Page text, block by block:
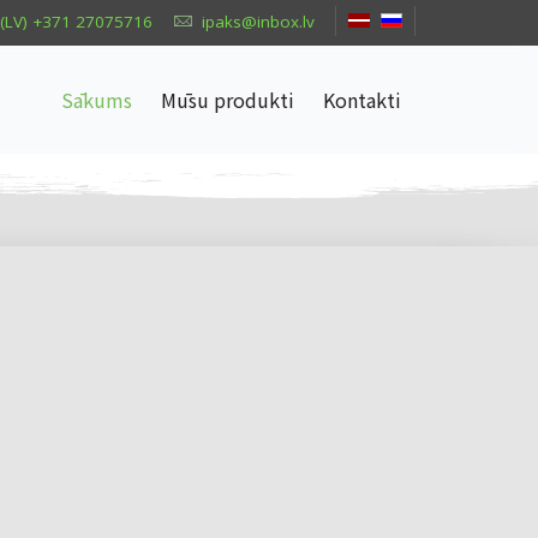
(LV) +371 27075716 ipaks@inbox.lv
Sākums Mūsu produkti Kontakti